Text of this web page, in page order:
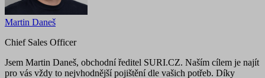
Martin Daneš
Chief Sales Officer
Jsem Martin Daneš, obchodní ředitel SURI.CZ. Naším cílem je najít
pro vás vždy to nejvhodnější pojištění dle vašich potřeb. Díky